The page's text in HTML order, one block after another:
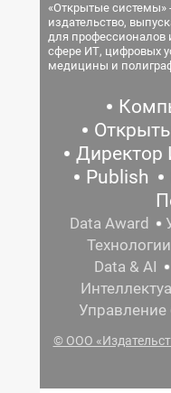
«Открытые системы»
издательство,
для профессионалов
сфере ИТ, цифровых
медицины и
Директор
Publish
Data Award
Data & AI
Управление
© ООО